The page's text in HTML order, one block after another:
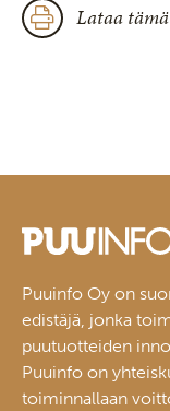
Lataa
Puuinfo Oy on
edistäjä, jonka
puutuotteiden
Puuinfo on
toiminnallaan